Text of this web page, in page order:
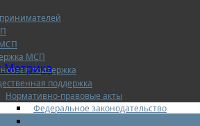
МСП
поддержка
поддержка
Нормативно-правовые акты
Федеральное законодательство